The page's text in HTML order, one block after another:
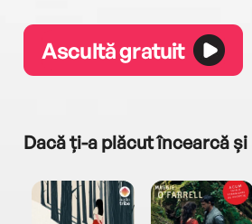
Ascultă gratuit
Dacă ți-a plăcut încearcă și